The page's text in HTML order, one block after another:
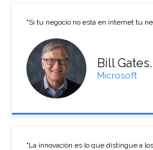
"Si tu negocio no está en internet tu
Bill Gates.
Microsoft
"La innovación es lo que distingue a